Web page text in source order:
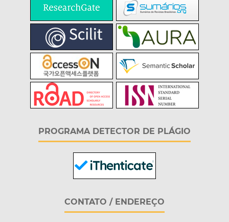
PROGRAMA DETECTOR DE PLÁGIO
CONTATO / ENDEREÇO